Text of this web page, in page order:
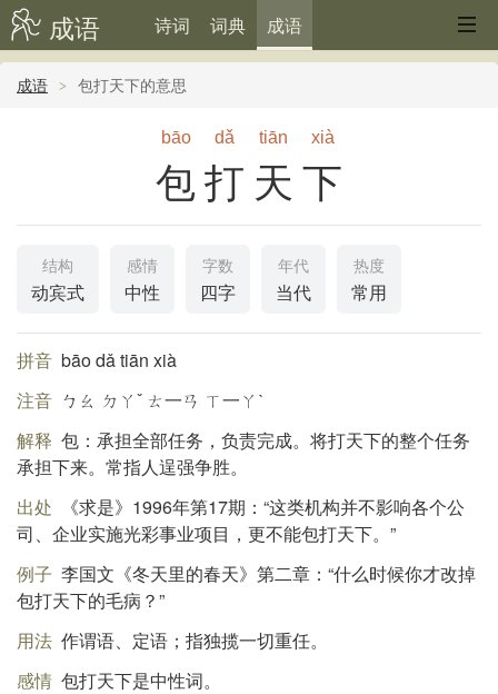
成语 诗词 词典 成语
成语 包打天下的意思
bāo dǎ tiān xià
包打天下
结构
动宾式
感情
中性
字数
四字
年代
当代
热度
常用
拼音 bāo dǎ tiān xià
注音 ㄅㄠ ㄉㄚˇ ㄊ一ㄢ ㄒ一ㄚˋ
解释 包：承担全部任务，负责完成。将打天下的整个任务
承担下来。常指人逞强争胜。
出处
《求是》1996年第17期：“这类机构并不影响各个公
司、企业实施光彩事业项目，更不能包打天下。”
例子 李国文《冬天里的春天》第二章：“什么时候你才改掉
包打天下的毛病？”
用法 作谓语、定语；指独揽一切重任。
感情 包打天下是中性词。